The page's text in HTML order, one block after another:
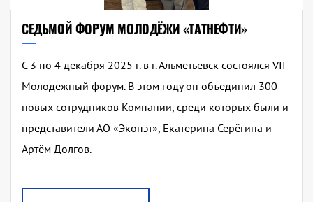
СЕДЬМОЙ ФОРУМ МОЛОДЁЖИ «ТАТНЕФТИ»
С 3 по 4 декабря 2025 г. в г. Альметьевск состоялся VII
Молодежный форум. В этом году он объединил 300
новых сотрудников Компании, среди которых были и
представители АО «Экопэт», Екатерина Серёгина и
Артём Долгов.